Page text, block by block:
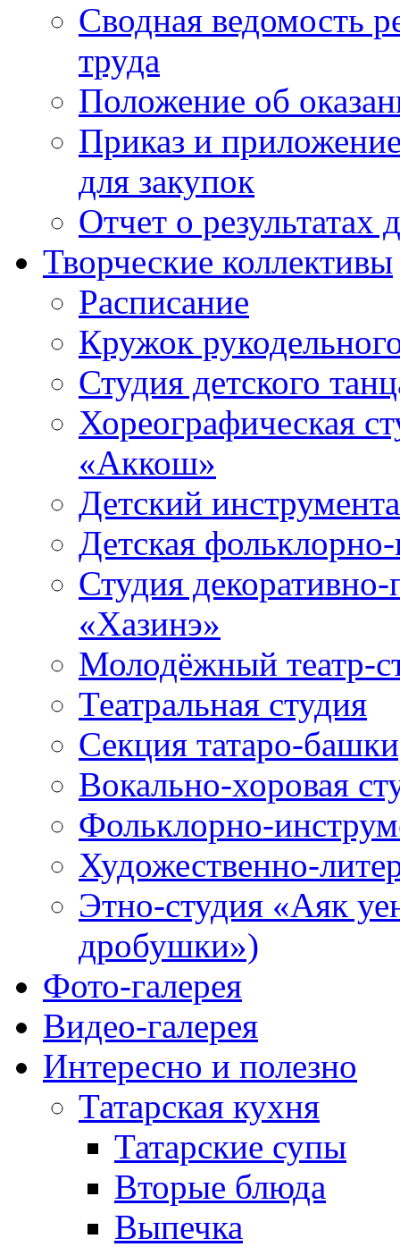
Сводная ведомость
труда
Положение об
Приказ и
для закупок
Отчет о результатах
Творческие коллективы
Расписание
Кружок
Студия детского
Хореографическая
«Аккош»
Детский
Детская
Студия декоративно-
«Хазинэ»
Молодёжный театр-
Театральная студия
Секция татаро-
Вокально-хоровая
Фольклорно-
Художественно-
Этно-студия «Аяк
дробушки»)
Фото-галерея
Видео-галерея
Интересно и полезно
Татарская кухня
Татарские супы
Вторые блюда
Выпечка